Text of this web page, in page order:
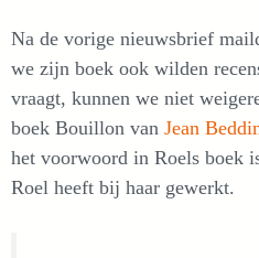
Na de vorige nieuwsbrief
we zijn boek ook wilden
vraagt, kunnen we niet
boek Bouillon van Jean
het voorwoord in Roels boek
Roel heeft bij haar gewerkt.